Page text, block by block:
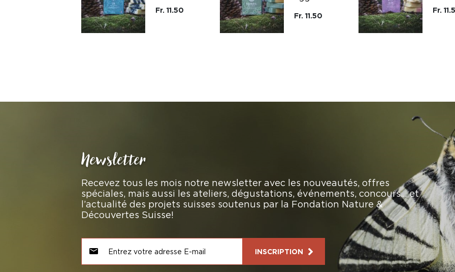
Fr. 11.50
Fr. 11.50
Fr.
Newsletter
Recevez tous les mois notre newsletter avec les nouveautés, offres
spéciales, mais aussi les ateliers, dégustations, événements, concours… et
l’actualité des projets suisses soutenus par la Fondation Nature &
Découvertes Suisse!
INSCRIPTION